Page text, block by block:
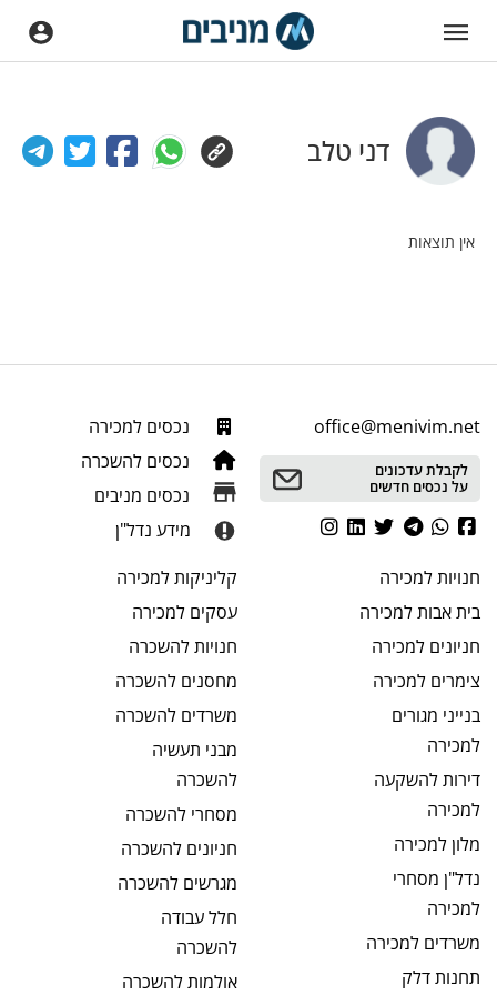
דני טלב
אין תוצאות
office@menivim.net
לקבלת עדכונים
על נכסים חדשים
נכסים למכירה
נכסים להשכרה
נכסים מניבים
מידע נדל"ן
חנויותלמכירה
בית אבותלמכירה
חניונים למכירה
צימרים למכירה
בנייני מגורים
למכירה
דירות להשקעה
למכירה
מלון למכירה
נדל"ן מסחרי
למכירה
משרדים למכירה
תחנות דלק
קליניקותלמכירה
עסקים למכירה
חנויותלהשכרה
מחסנים להשכרה
משרדים להשכרה
מבני תעשיה
להשכרה
מסחרי להשכרה
חניונים להשכרה
מגרשים להשכרה
חלל עבודה
להשכרה
אולמותלהשכרה